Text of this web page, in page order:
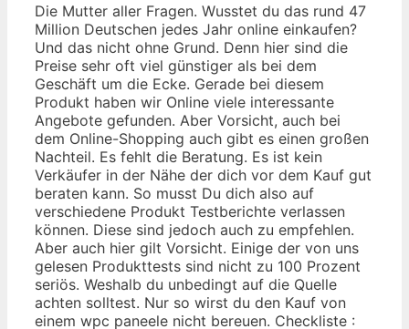
Die Mutter aller Fragen. Wusstet du das rund 47
Million Deutschen jedes Jahr online einkaufen?
Und das nicht ohne Grund. Denn hier sind die
Preise sehr oft viel günstiger als bei dem
Geschäft um die Ecke. Gerade bei diesem
Produkt haben wir Online viele interessante
Angebote gefunden. Aber Vorsicht, auch bei
dem Online-Shopping auch gibt es einen großen
Nachteil. Es fehlt die Beratung. Es ist kein
Verkäufer in der Nähe der dich vor dem Kauf gut
beraten kann. So musst Du dich also auf
verschiedene Produkt Testberichte verlassen
können. Diese sind jedoch auch zu empfehlen.
Aber auch hier gilt Vorsicht. Einige der von uns
gelesen Produkttests sind nicht zu 100 Prozent
seriös. Weshalb du unbedingt auf die Quelle
achten solltest. Nur so wirst du den Kauf von
einem wpc paneele nicht bereuen. Checkliste :